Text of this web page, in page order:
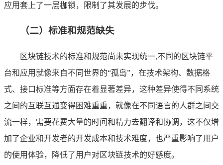
应用套上了一层枷锁，限制了其发展的步伐。
（二）标准和规范缺失
区块链技术的标准和规范尚未实现统一,不同的区块链平
台和应用就像来自不同世界的“孤岛”，在技术架构、数据格
式、接口标准等方面存在着显著差异，这种差异使得不同系统
之间的互联互通变得困难重重，就像在不同语言的人群之间交
流一样，需要花费大量的时间和精力去翻译和协调，这不仅增
加了企业和开发者的开发成本和技术难度，也严重影响了用户
的使用体验，降低了用户对区块链技术的好感度。